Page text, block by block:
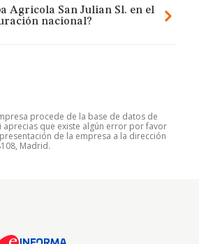
Agricola San Julian Sl. en el
nacional?
procede de la base de datos de
Si aprecias que existe algún error por favor
de la empresa a la dirección
Madrid.